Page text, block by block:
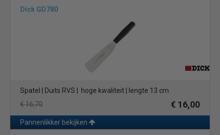
Dick GD780
Spatel | Duits RVS | hoge kwaliteit | lengte 13 cm
€ 16,70
€ 16,00
Pannenlikker bekijken